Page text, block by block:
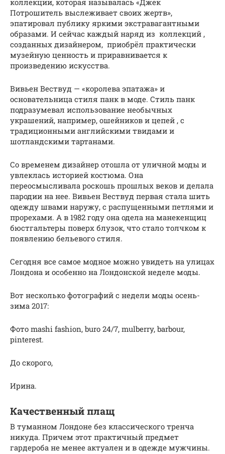
коллекции, которая называлась «Джек
Потрошитель выслеживает своих жертв»,
эпатировал публику яркими экстравагантными
образами. И сейчас каждый наряд из коллекций ,
созданных дизайнером, приобрёл практически
музейную ценность и приравнивается к
произведению искусства.
Вивьен Вествуд — «королева эпатажа» и
основательница стиля панк в моде. Стиль панк
подразумевал использование необычных
украшений, например, ошейников и цепей , с
традиционными английскими твидами и
шотландскими тартанами.
Со временем дизайнер отошла от уличной моды и
увлеклась историей костюма. Она
переосмысливала роскошь прошлых веков и делала
пародии на нее. Вивьен Вествуд первая стала шить
одежду швами наружу, с распущенными петлями и
прорехами. А в 1982 году она одела на манекенщиц
бюстгальтеры поверх блузок, что стало толчком к
появлению бельевого стиля.
Сегодня все самое модное можно увидеть на улицах
Лондона и особенно на Лондонской неделе моды.
Вот несколько фотографий с недели моды осень-
зима 2017:
Фото mashi fashion, buro 24/7, mulberry, barbour,
pinterest.
До скорого,
Ирина.
Качественный плащ
В туманном Лондоне без классического тренча
никуда. Причем этот практичный предмет
гардероба не менее актуален и в одежде мужчины.